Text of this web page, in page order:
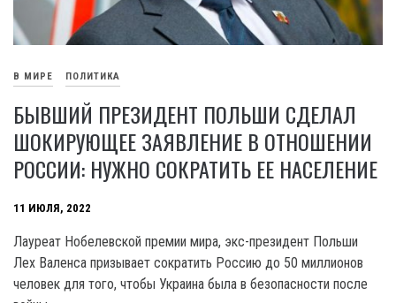
В МИРЕ ПОЛИТИКА
БЫВШИЙ ПРЕЗИДЕНТ ПОЛЬШИ СДЕЛАЛ
ШОКИРУЮЩЕЕ ЗАЯВЛЕНИЕ В ОТНОШЕНИИ
РОССИИ: НУЖНО СОКРАТИТЬ ЕЕ НАСЕЛЕНИЕ
11 ИЮЛЯ, 2022
Лауреат Нобелевской премии мира, экс-президент Польши
Лех Валенса призывает сократить Россию до 50 миллионов
человек для того, чтобы Украина была в безопасности после